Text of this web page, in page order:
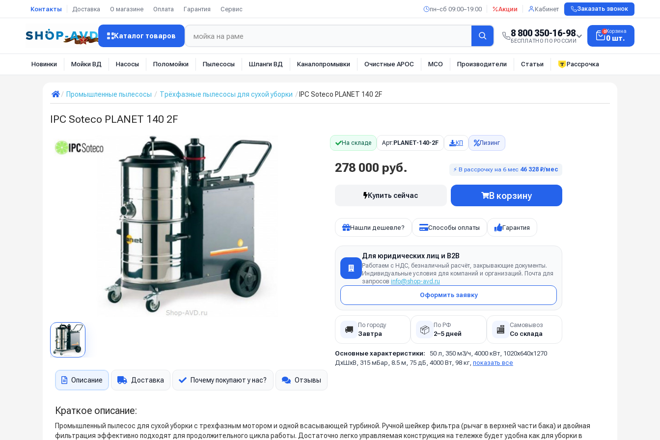
Контакты Доставка О магазине Оплата Гарантия Сервис пн–сб 09:00–19:00 Акции Кабинет Заказать звонок
Каталог товаров 8 800 350-16-98
БЕСПЛАТНО ПО РОССИИ
0Корзина
0 шт.
Новинки Мойки ВД Насосы Поломойки Пылесосы Шланги ВД Каналопромывки Очистные АРОС МСО Производители Статьи Рассрочка
Промышленные пылесосы Трёхфазные пылесосы для сухой уборки IPC Soteco PLANET 140 2F
IPC Soteco PLANET 140 2F
На складе Арт: PLANET-140-2F КП Лизинг
278 000 руб. ⚡ В рассрочку на 6 мес 46 328 ₽/мес
Купить сейчас В корзину
Нашли дешевле? Способы оплаты Гарантия
Для юридических лиц и B2B
Работаем с НДС, безналичный расчёт, закрывающие документы.
Индивидуальные условия для компаний и организаций. Почта для
запросов info@shop-avd.ru
Оформить заявку
🚚 По городу
Завтра 📦 По РФ
2–5 дней 🏬 Самовывоз
Со склада
Основные характеристики:
50 л, 350 м3/ч, 4000 кВт, 1020x640x1270
ДхШхВ, 315 мБар, 8.5 м, 75 дБ, 4000 Вт, 98 кг, показать все
Описание Доставка Почему покупают у нас? Отзывы
Краткое описание:
Промышленный пылесос для сухой уборки с трехфазным мотором и одной всасывающей турбиной. Ручной шейкер фильтра (рычаг в верхней части бака) и двойная
фильтрация эффективно подходят для продолжительного цикла работы. Достаточно легко управляемая конструкция на тележке будет удобна как для уборки в